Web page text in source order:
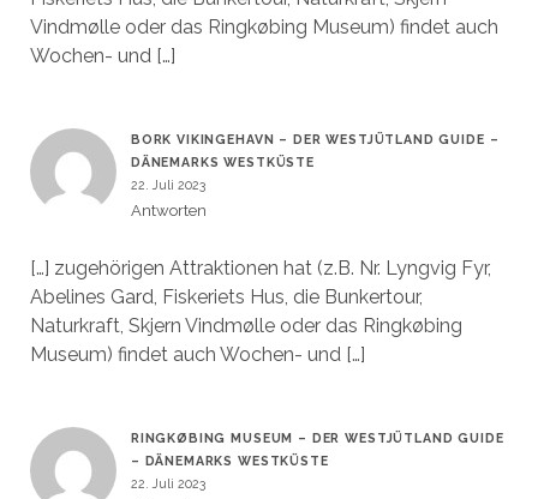
Vindmølle oder das Ringkøbing Museum) findet auch
Wochen- und […]
BORK VIKINGEHAVN – DER WESTJÜTLAND GUIDE –
DÄNEMARKS WESTKÜSTE
22. Juli 2023
Antworten
[…] zugehörigen Attraktionen hat (z.B. Nr. Lyngvig Fyr,
Abelines Gard, Fiskeriets Hus, die Bunkertour,
Naturkraft, Skjern Vindmølle oder das Ringkøbing
Museum) findet auch Wochen- und […]
RINGKØBING MUSEUM – DER WESTJÜTLAND GUIDE
– DÄNEMARKS WESTKÜSTE
22. Juli 2023